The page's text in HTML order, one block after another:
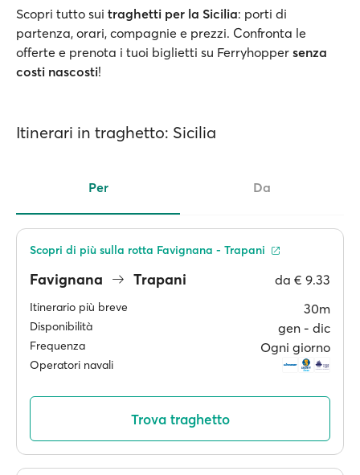
Scopri tutto sui traghetti per la Sicilia: porti di
partenza, orari, compagnie e prezzi. Confronta le
offerte e prenota i tuoi biglietti su Ferryhopper senza
costi nascosti!
Itinerari in traghetto: Sicilia
Per Da
Favignana Trapani da € 9.33
Itinerario più breve 30m
Disponibilità gen ‐ dic
Frequenza Ogni giorno
Operatori navali
Scopri di più sulla rotta Favignana - Trapani
Trova traghetto